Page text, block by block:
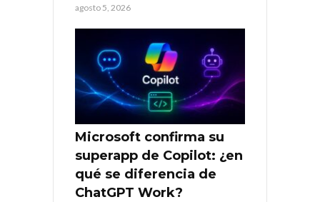
agosto 5, 2026
Microsoft confirma su
superapp de Copilot: ¿en
qué se diferencia de
ChatGPT Work?